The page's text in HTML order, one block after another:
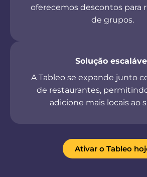
oferecemos descontos para
de grupos.
Solução
A Tableo se expande junto
de restaurantes,
adicione mais locais ao
Ativar o Tableo